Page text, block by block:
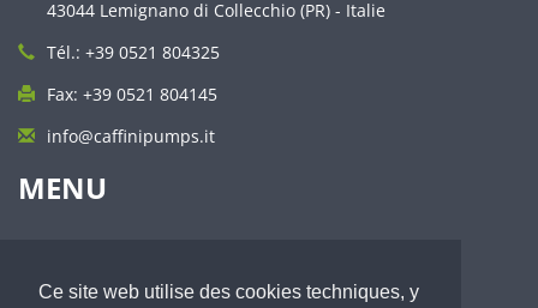
Ce site web utilise des cookies techniques, y
43044 Lemignano di Collecchio (PR) - Italie
Tél.: +39 0521 804325
Fax: +39 0521 804145
info@caffinipumps.it
MENU
Pompes à membrane